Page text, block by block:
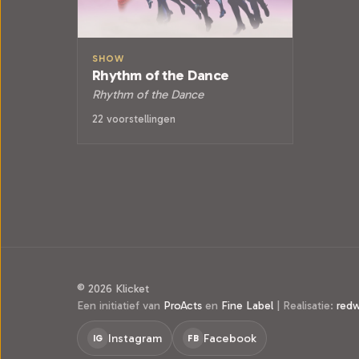
SHOW
Rhythm of the Dance
Rhythm of the Dance
22 voorstellingen
© 2026 Klicket
Een initiatief van ProActs en Fine Label | Realisatie:
IG Instagram FB Facebook